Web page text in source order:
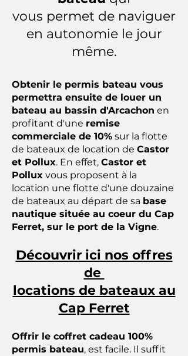
vous permet de naviguer
en autonomie le jour
même.
Obtenir le permis bateau vous
permettra ensuite de louer un
bateau au bassin d'Arcachon en
profitant d'une remise
commerciale de 10% sur la flotte
de bateaux de location de Castor
et Pollux. En effet, Castor et
Pollux vous proposent à la
location une flotte d'une douzaine
de bateaux au départ de sa base
nautique située au coeur du Cap
Ferret, sur le port de la Vigne.
Découvrir ici nos offres
de
locations de bateaux au
Cap Ferret
Offrir le coffret cadeau 100%
permis bateau, est facile. Il suffit